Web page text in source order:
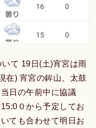
て 19日(土)宵宮は雨
在) 宵宮の鉾山、太鼓
日の午前中に協議
０から予定してお
ても合わせて明日お